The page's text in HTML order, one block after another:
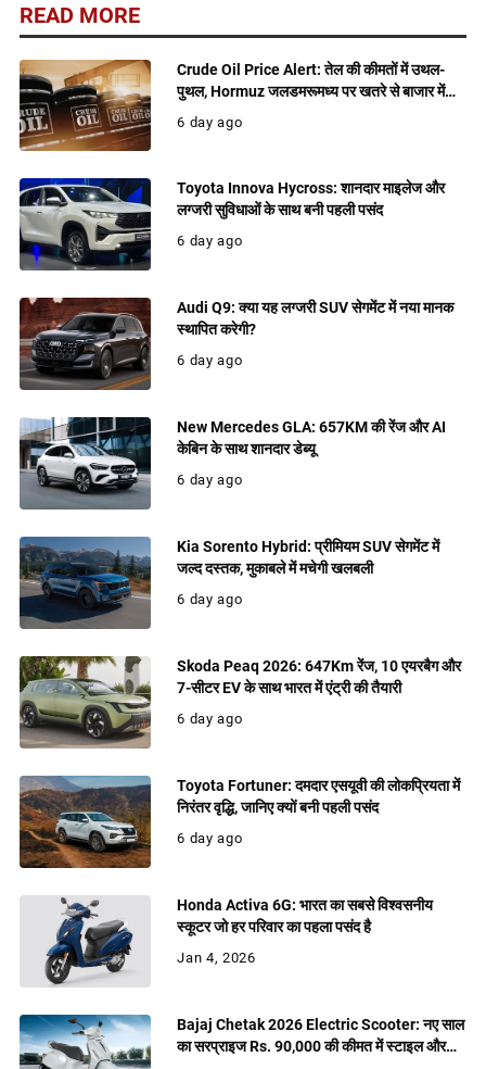
READ MORE
Crude Oil Price Alert: तेल की कीमतों में उथल-
पुथल, Hormuz जलडमरूमध्य पर खतरे से बाजार में
बढ़ी हलचल
6 day ago
Toyota Innova Hycross: शानदार माइलेज और
लग्जरी सुविधाओं के साथ बनी पहली पसंद
6 day ago
Audi Q9: क्या यह लग्जरी SUV सेगमेंट में नया मानक
स्थापित करेगी?
6 day ago
New Mercedes GLA: 657KM की रेंज और AI
केबिन के साथ शानदार डेब्यू
6 day ago
Kia Sorento Hybrid: प्रीमियम SUV सेगमेंट में
जल्द दस्तक, मुकाबले में मचेगी खलबली
6 day ago
Skoda Peaq 2026: 647Km रेंज, 10 एयरबैग और
7-सीटर EV के साथ भारत में एंट्री की तैयारी
6 day ago
Toyota Fortuner: दमदार एसयूवी की लोकप्रियता में
निरंतर वृद्धि, जानिए क्यों बनी पहली पसंद
6 day ago
Honda Activa 6G: भारत का सबसे विश्वसनीय
स्कूटर जो हर परिवार का पहला पसंद है
Jan 4, 2026
Bajaj Chetak 2026 Electric Scooter: नए साल
का सरप्राइज Rs. 90,000 की कीमत में स्टाइल और